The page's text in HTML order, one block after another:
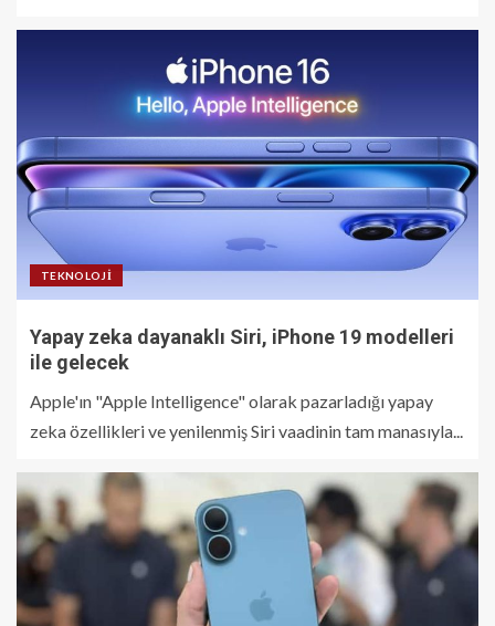
TEKNOLOJI
Yapay zeka dayanaklı Siri, iPhone 19 modelleri
ile gelecek
Apple'ın "Apple Intelligence" olarak pazarladığı yapay
zeka özellikleri ve yenilenmiş Siri vaadinin tam manasıyla...